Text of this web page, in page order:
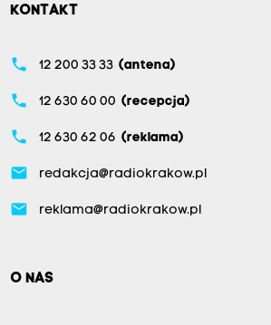
KONTAKT
phone 12 200 33 33 (antena)
phone 12 630 60 00 (recepcja)
phone 12 630 62 06 (reklama)
email redakcja@radiokrakow.pl
email reklama@radiokrakow.pl
O NAS